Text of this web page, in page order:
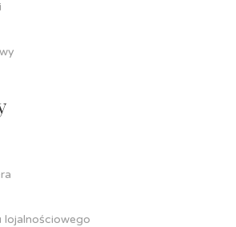
lojalnościowego